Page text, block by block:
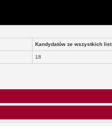
Kandydatów ze wszystkich list
18